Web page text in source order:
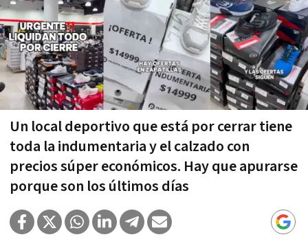
Un local deportivo que está por cerrar tiene
toda la indumentaria y el calzado con
precios súper económicos. Hay que apurarse
porque son los últimos días